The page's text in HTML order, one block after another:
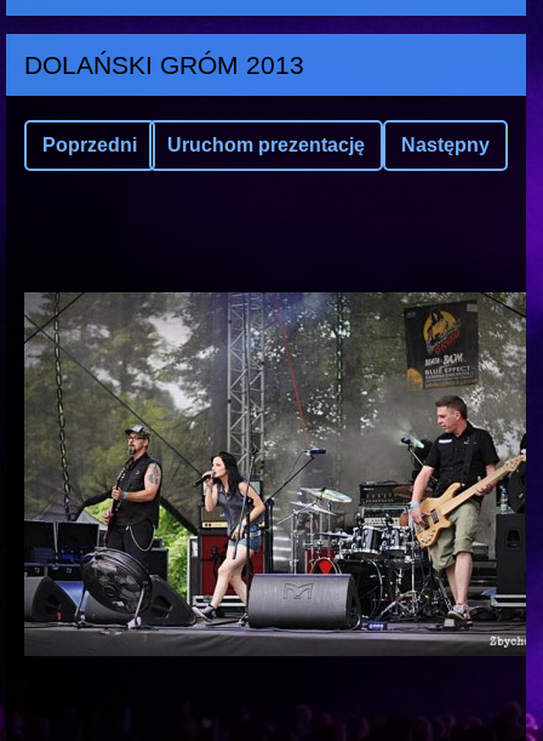
DOLAŃSKI GRÓM 2013
Poprzedni Uruchom prezentację Następny